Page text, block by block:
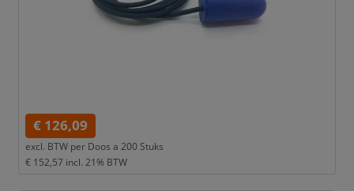
€ 126,09
excl. BTW per Doos a 200 Stuks
€ 152,57 incl. 21% BTW